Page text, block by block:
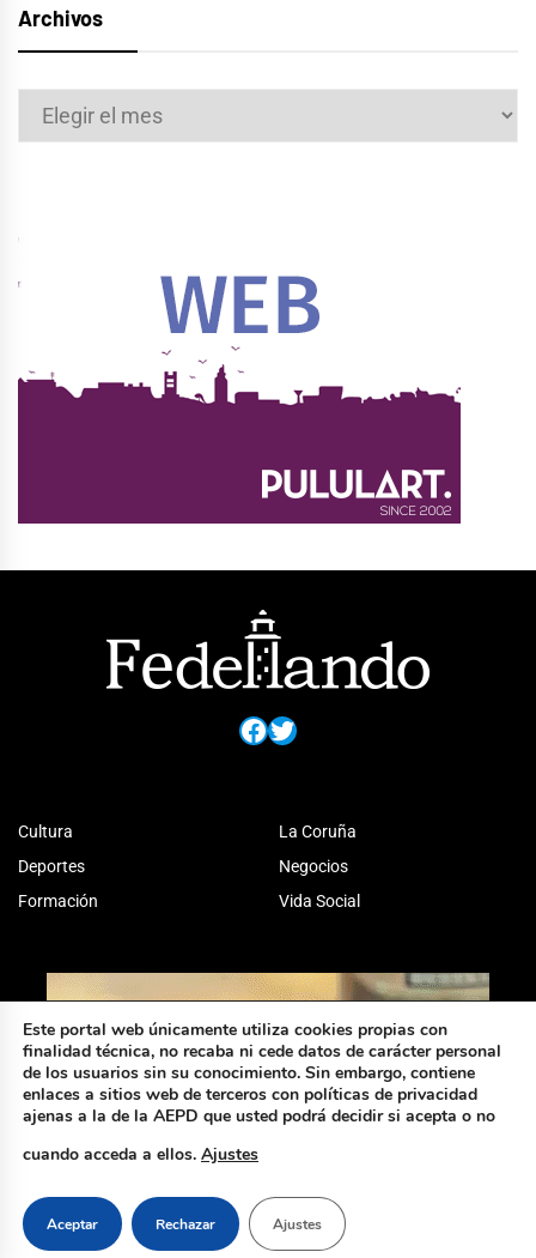
Archivos
Archivos
Facebook
Twitter
Cultura
Deportes
Formación
La Coruña
Negocios
Vida Social
Este portal web únicamente utiliza cookies propias con
finalidad técnica, no recaba ni cede datos de carácter personal
de los usuarios sin su conocimiento. Sin embargo, contiene
enlaces a sitios web de terceros con políticas de privacidad
ajenas a la de la AEPD que usted podrá decidir si acepta o no
cuando acceda a ellos. Ajustes
Aceptar Rechazar Ajustes